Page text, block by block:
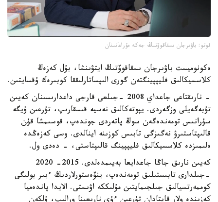
فوتو: باۋىرجان ىسقاقوۆتىڭ جەكە مۇراعاتىنان
ەكونوميست باۋىرجان ىسقاقوۆتىڭ ايتۋىنشا، بۇل كەزەڭ
كلاسسيكالىق فليپپينگتەن گورى الىپساتارلىققا كوبىرەك ۇقسايتىن.
- نارىقتاعى جاعداي 2008 -جىلعى قارجى داعدارىسىنان كەيىن
تۇبەگەيلى وزگەردى. يپوتەكالىق نەسيە قىسقارىپ، تۇرعىن ۇيگە
سۇرانىس تومەندەگەن سوڭ پاتەردى جوندەپ، قوسىمشا قۇن
قالىپتاستىرۋ نەگىزگى تابىس كوزىنە اينالدى. وسى كەزەڭدە
ەلىمىزدە كلاسسيكالىق فليپپينگ قالىپتاستى، - دەدى ول.
كەيىن نارىق جاڭا جاعدايعا بەيىمدەلدى. 2015- 2020
-جىلدارى تابىستىلىق تومەندەپ، ينۆەستورلاردىڭ ءبىر بولىگى
كوممەرتسيالىق جىلجىمايتىن مۇلىككە اۋىستى. الايدا پاندەميا